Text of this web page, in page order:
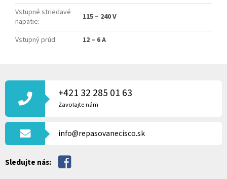
Vstupné striedavé
napätie: 115 – 240 V
Vstupný prúd: 12 – 6 A
Á
T
+421 32 285 01 63
Zavolajte nám
info@repasovanecisco.sk
Sledujte nás: